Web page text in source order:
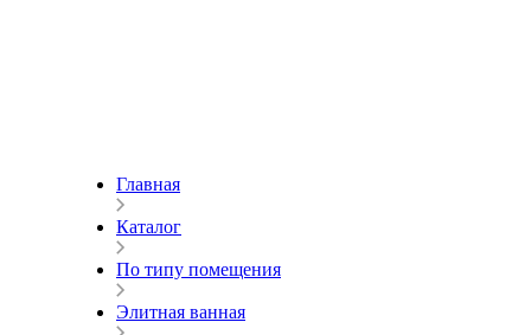
Главная
Каталог
По типу помещения
Элитная ванная